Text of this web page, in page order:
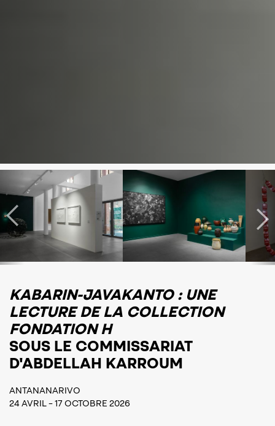
KABARIN-JAVAKANTO : UNE
LECTURE DE LA COLLECTION
FONDATION H
SOUS LE COMMISSARIAT
D'ABDELLAH KARROUM
ANTANANARIVO
24 AVRIL – 17 OCTOBRE 2026